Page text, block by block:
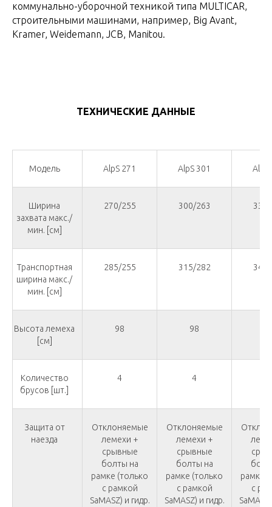
коммунально-уборочной техникой типа MULTICAR,
строительными машинами, например, Big Avant,
Kramer, Weidemann, JCB, Manitou.
ТЕХНИЧЕСКИЕ ДАННЫЕ
Модель AlpS 271 AlpS 301 AlpS
Ширина
захвата макс./
мин. [см]
270/255 300/263
Транспортная
ширина макс./
мин. [см]
285/255 315/282
Высота лемеха
[см]
98 98
Количество
брусов [шт.]
4 4
Защита от
наезда
Отклоняемые
лемехи +
срывные
болты на
рамке (только
с рамкой
SaMASZ) и гидр.
Отклоняемые
лемехи +
срывные
болты на
рамке (только
с рамкой
SaMASZ) и гидр.
рамке
с